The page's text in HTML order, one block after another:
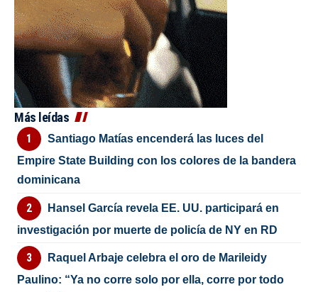
Más leídas
Santiago Matías encenderá las luces del
Empire State Building con los colores de la bandera
dominicana
Hansel García revela EE. UU. participará en
investigación por muerte de policía de NY en RD
Raquel Arbaje celebra el oro de Marileidy
Paulino: “Ya no corre solo por ella, corre por todo